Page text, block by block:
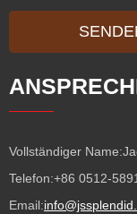
Vollständiger Name:
Telefon:+86 0512-
Email: